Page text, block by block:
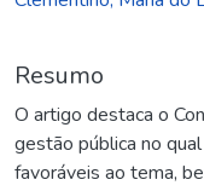
Resumo
O artigo destaca o
gestão pública no
favoráveis ao tema,